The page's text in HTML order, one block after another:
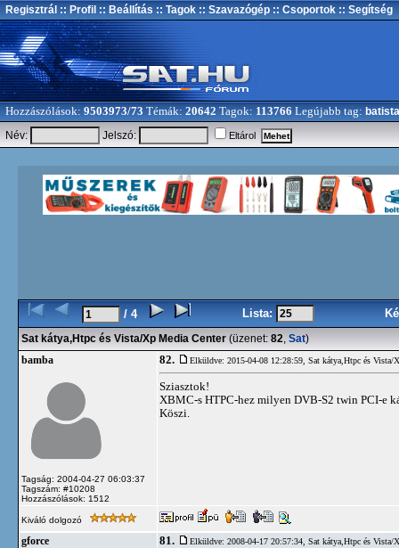
Regisztrál :: Profil :: Beállítás :: Tagok :: Szavazógép :: Csoportok :: Segítség
Hozzászólások: 9503973/73 Témák: 20642 Tagok: 113766 Legújabb tag: batista
Név:
Jelszó: Eltárol
/ 4 Lista:
Sat kátya,Htpc és Vista/Xp Media Center (üzenet: 82, Sat)
bamba
Tagság: 2004-04-27 06:03:37
Tagszám: #10208
Hozzászólások: 1512
82. Elküldve: 2015-04-08 12:28:59, Sat kátya,Htpc és Vista/
Sziasztok!
XBMC-s HTPC-hez milyen DVB-S2 twin PCI-e
Köszi.
Kiváló dolgozó
gforce 81. Elküldve: 2008-04-17 20:57:34, Sat kátya,Htpc és Vista/